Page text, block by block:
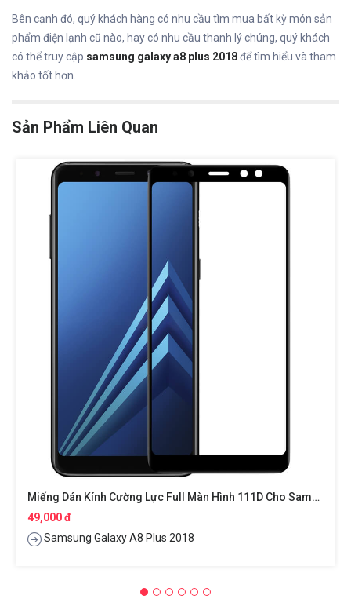
Bên cạnh đó, quý khách hàng có nhu cầu tìm mua bất kỳ món sản
phẩm điện lạnh cũ nào, hay có nhu cầu thanh lý chúng, quý khách
có thể truy cập samsung galaxy a8 plus 2018để tìm hiểu và tham
khảo tốt hơn.
Sản Phẩm Liên Quan
Miếng Dán Kính Cường Lực Full Màn Hình 111D Cho Samsung Galaxy A8 Plus 2018 Hiệu HOTCASE
49,000 đ
Samsung Galaxy A8 Plus 2018